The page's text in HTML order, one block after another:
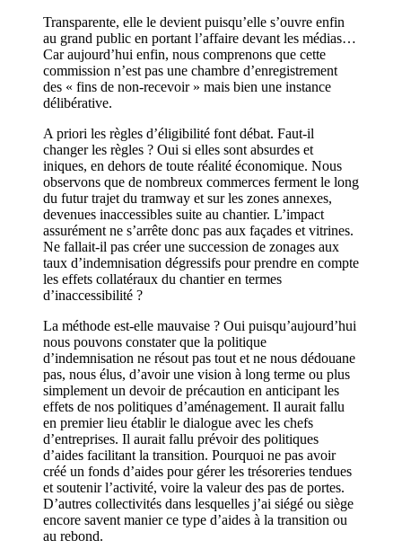
Transparente, elle le devient puisqu’elle s’ouvre enfin
au grand public en portant l’affaire devant les médias…
Car aujourd’hui enfin, nous comprenons que cette
commission n’est pas une chambre d’enregistrement
des « fins de non-recevoir » mais bien une instance
délibérative.
A priori les règles d’éligibilité font débat. Faut-il
changer les règles ? Oui si elles sont absurdes et
iniques, en dehors de toute réalité économique. Nous
observons que de nombreux commerces ferment le long
du futur trajet du tramway et sur les zones annexes,
devenues inaccessibles suite au chantier. L’impact
assurément ne s’arrête donc pas aux façades et vitrines.
Ne fallait-il pas créer une succession de zonages aux
taux d’indemnisation dégressifs pour prendre en compte
les effets collatéraux du chantier en termes
d’inaccessibilité ?
La méthode est-elle mauvaise ? Oui puisqu’aujourd’hui
nous pouvons constater que la politique
d’indemnisation ne résout pas tout et ne nous dédouane
pas, nous élus, d’avoir une vision à long terme ou plus
simplement un devoir de précaution en anticipant les
effets de nos politiques d’aménagement. Il aurait fallu
en premier lieu établir le dialogue avec les chefs
d’entreprises. Il aurait fallu prévoir des politiques
d’aides facilitant la transition. Pourquoi ne pas avoir
créé un fonds d’aides pour gérer les trésoreries tendues
et soutenir l’activité, voire la valeur des pas de portes.
D’autres collectivités dans lesquelles j’ai siégé ou siège
encore savent manier ce type d’aides à la transition ou
au rebond.